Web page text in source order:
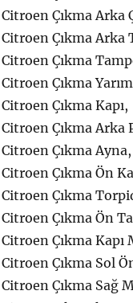
Citroen Çıkma Arka
Citroen Çıkma Arka
Citroen Çıkma
Citroen Çıkma
Citroen Çıkma Kapı,
Citroen Çıkma Arka
Citroen Çıkma Ayna,
Citroen Çıkma Ön
Citroen Çıkma
Citroen Çıkma Ön
Citroen Çıkma
Citroen Çıkma Sol
Citroen Çıkma Sağ